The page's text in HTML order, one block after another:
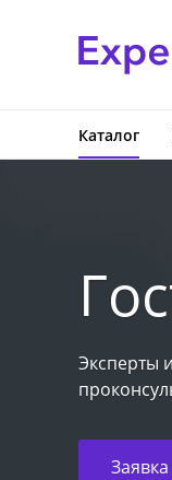
Каталог
Эксперты